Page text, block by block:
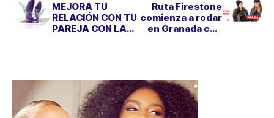
MEJORA TU
RELACIÓN CON TU
PAREJA CON LAS
Ruta Firestone
comienza a rodar
en Granada con